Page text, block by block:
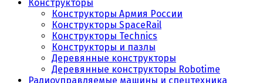
Конструкторы
Конструкторы Армия России
Конструкторы SpaceRail
Конструкторы Technics
Конструкторы и пазлы
Деревянные конструкторы
Деревянные конструкторы Robotime
Радиоуправляемые машины и спецтехника